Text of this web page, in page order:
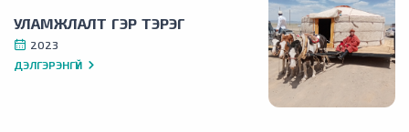
УЛАМЖЛАЛТ ГЭР ТЭРЭГ
2023
ДЭЛГЭРЭНГҮЙ